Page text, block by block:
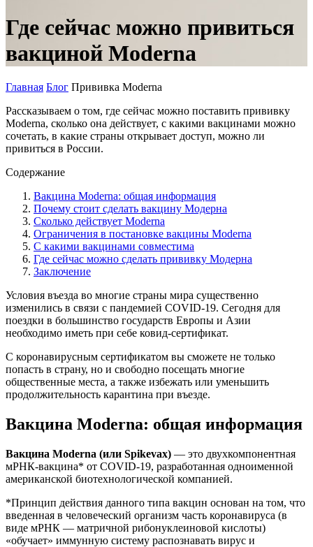
Где сейчас можно привиться
вакциной Moderna
Главная Блог Прививка Moderna
Рассказываем о том, где сейчас можно поставить прививку
Moderna, сколько она действует, с какими вакцинами можно
сочетать, в какие страны открывает доступ, можно ли
привиться в России.
Содержание
Вакцина Moderna: общая информация
Почему стоит сделать вакцину Модерна
Сколько действует Moderna
Ограничения в постановке вакцины Moderna
С какими вакцинами совместима
Где сейчас можно сделать прививку Модерна
Заключение
Условия въезда во многие страны мира существенно
изменились в связи с пандемией COVID-19. Сегодня для
поездки в большинство государств Европы и Азии
необходимо иметь при себе ковид-сертификат.
С коронавирусным сертификатом вы сможете не только
попасть в страну, но и свободно посещать многие
общественные места, а также избежать или уменьшить
продолжительность карантина при въезде.
Вакцина Moderna: общая информация
Вакцина Moderna (или Spikevax) — это двухкомпонентная
мРНК-вакцина* от COVID-19, разработанная одноименной
американской биотехнологической компанией.
*Принцип действия данного типа вакцин основан на том, что
введенная в человеческий организм часть коронавируса (в
виде мРНК — матричной рибонуклеиновой кислоты)
«обучает» иммунную систему распознавать вирус и